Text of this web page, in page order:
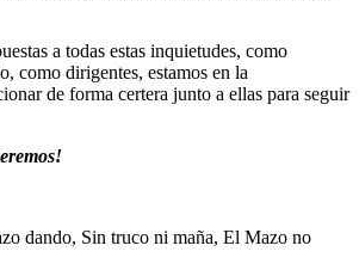
a todas estas inquietudes, como
como dirigentes, estamos en la
de forma certera junto a ellas para seguir
dando, Sin truco ni maña, El Mazo no